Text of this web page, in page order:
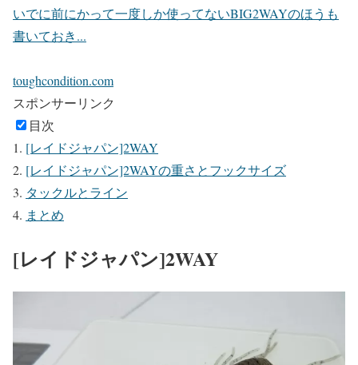
いでに前にかって一度しか使ってないBIG2WAYのほうも
書いておき...
toughcondition.com
スポンサーリンク
目次
[レイドジャパン]2WAY
[レイドジャパン]2WAYの重さとフックサイズ
タックルとライン
まとめ
[レイドジャパン]2WAY